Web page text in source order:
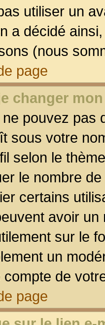
utiliser un
a décidé
(nous
page
changer
pouvez pas
sous votre
selon le
le nombre
certains
avoir
sur le
un
de
page